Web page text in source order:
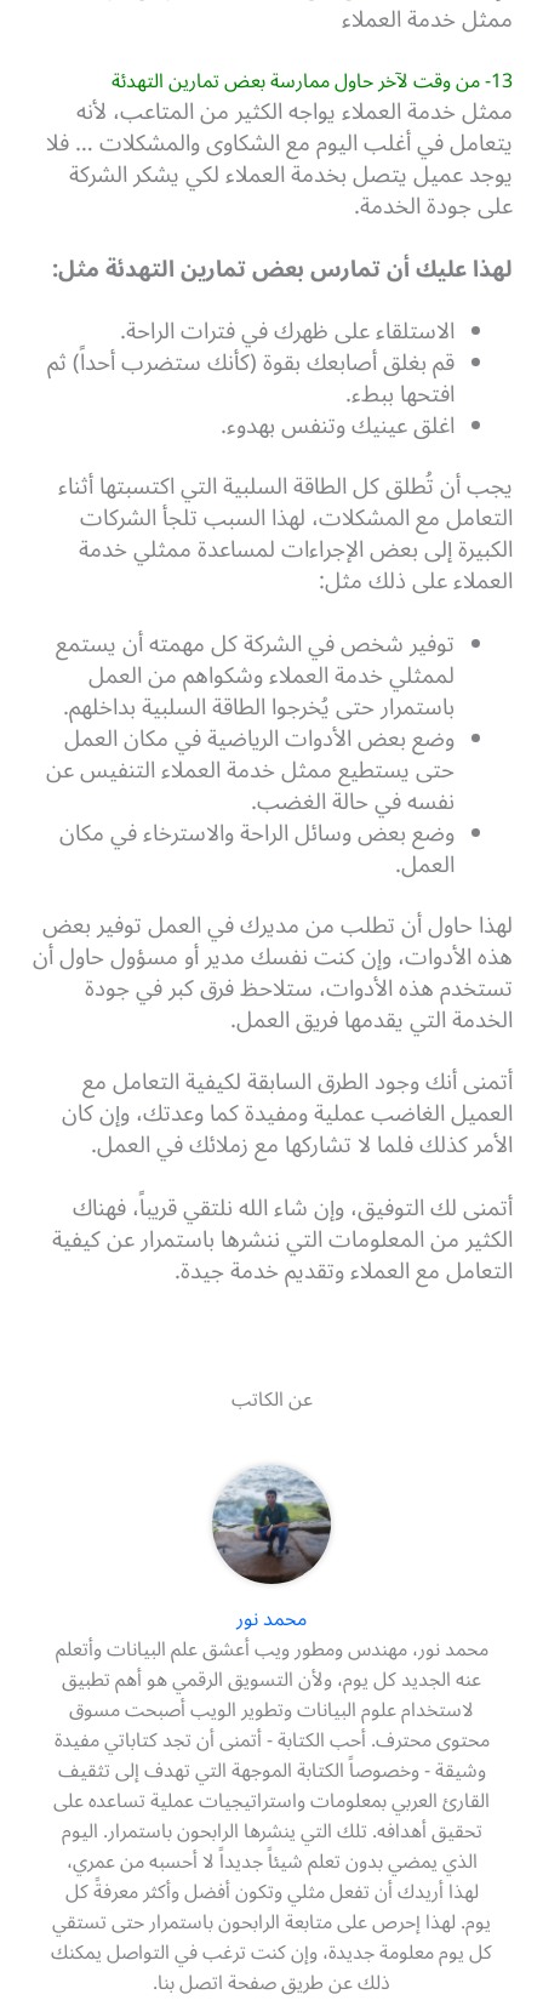
ممثل خدمة العملاء
13- من وقت لآخر حاول ممارسة بعض تمارين التهدئة
ممثل خدمة العملاء يواجه الكثير من المتاعب، لأنه
يتعامل في أغلب اليوم مع الشكاوى والمشكلات … فلا
يوجد عميل يتصل بخدمة العملاء لكي يشكر الشركة
على جودة الخدمة.
لهذا عليك أن تمارس بعض تمارين التهدئة مثل:
الاستلقاء على ظهرك في فترات الراحة.
قم بغلق أصابعك بقوة (كأنك ستضرب أحداً) ثم
افتحها ببطء.
اغلق عينيك وتنفس بهدوء.
يجب أن تُطلق كل الطاقة السلبية التي اكتسبتها أثناء
التعامل مع المشكلات، لهذا السبب تلجأ الشركات
الكبيرة إلى بعض الإجراءات لمساعدة ممثلي خدمة
العملاء على ذلك مثل:
توفير شخص في الشركة كل مهمته أن يستمع
لممثلي خدمة العملاء وشكواهم من العمل
باستمرار حتى يُخرجوا الطاقة السلبية بداخلهم.
وضع بعض الأدوات الرياضية في مكان العمل
حتى يستطيع ممثل خدمة العملاء التنفيس عن
نفسه في حالة الغضب.
وضع بعض وسائل الراحة والاسترخاء في مكان
العمل.
لهذا حاول أن تطلب من مديرك في العمل توفير بعض
هذه الأدوات، وإن كنت نفسك مدير أو مسؤول حاول أن
تستخدم هذه الأدوات، ستلاحظ فرق كبر في جودة
الخدمة التي يقدمها فريق العمل.
أتمنى أنك وجود الطرق السابقة لكيفية التعامل مع
العميل الغاضب عملية ومفيدة كما وعدتك، وإن كان
الأمر كذلك فلما لا تشاركها مع زملائك في العمل.
أتمنى لك التوفيق، وإن شاء الله نلتقي قريباً، فهناك
الكثير من المعلومات التي ننشرها باستمرار عن كيفية
التعامل مع العملاء وتقديم خدمة جيدة.
عن الكاتب
محمد نور
محمد نور، مهندس ومطور ويب أعشق علم البيانات وأتعلم
عنه الجديد كل يوم، ولأن التسويق الرقمي هو أهم تطبيق
لاستخدام علوم البيانات وتطوير الويب أصبحت مسوق
محتوى محترف. أحب الكتابة - أتمنى أن تجد كتاباتي مفيدة
وشيقة - وخصوصاً الكتابة الموجهة التي تهدف إلى تثقيف
القارئ العربي بمعلومات واستراتيجيات عملية تساعده على
تحقيق أهدافه. تلك التي ينشرها الرابحون باستمرار. اليوم
الذي يمضي بدون تعلم شيئاً جديداً لا أحسبه من عمري،
لهذا أريدك أن تفعل مثلي وتكون أفضل وأكثر معرفةً كل
يوم. لهذا إحرص على متابعة الرابحون باستمرار حتى تستقي
كل يوم معلومة جديدة، وإن كنت ترغب في التواصل يمكنك
ذلك عن طريق صفحة اتصل بنا.